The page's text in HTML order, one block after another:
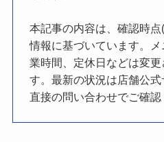
本記事の内容は、確認時
情報に基づいています。
業時間、定休日などは変更
す。最新の状況は店舗公
直接の問い合わせでご確認